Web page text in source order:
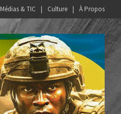
Médias & TIC Culture À Propos